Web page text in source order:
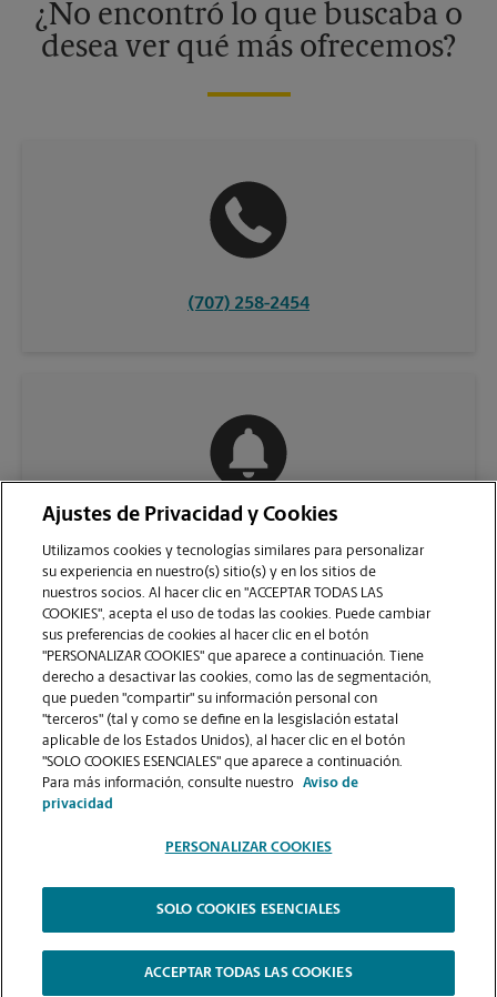
¿No encontró lo que buscaba o
desea ver qué más ofrecemos?
(707) 258-2454
VER LA PÁGINA DE LA TIENDA
2026.
The UPS Store | Aviso de Privacidad | Términos de Uso del Sitio Web |
Contraste Alto
Ajustes de Privacidad y Cookies
Utilizamos cookies y tecnologías similares para personalizar
su experiencia en nuestro(s) sitio(s) y en los sitios de
nuestros socios. Al hacer clic en "ACCEPTAR TODAS LAS
COOKIES", acepta el uso de todas las cookies. Puede cambiar
sus preferencias de cookies al hacer clic en el botón
"PERSONALIZAR COOKIES" que aparece a continuación. Tiene
derecho a desactivar las cookies, como las de segmentación,
que pueden "compartir" su información personal con
"terceros" (tal y como se define en la lesgislación estatal
aplicable de los Estados Unidos), al hacer clic en el botón
"SOLO COOKIES ESENCIALES" que aparece a continuación.
Para más información, consulte nuestro
Aviso de
privacidad
PERSONALIZAR COOKIES
SOLO COOKIES ESENCIALES
ACCEPTAR TODAS LAS COOKIES